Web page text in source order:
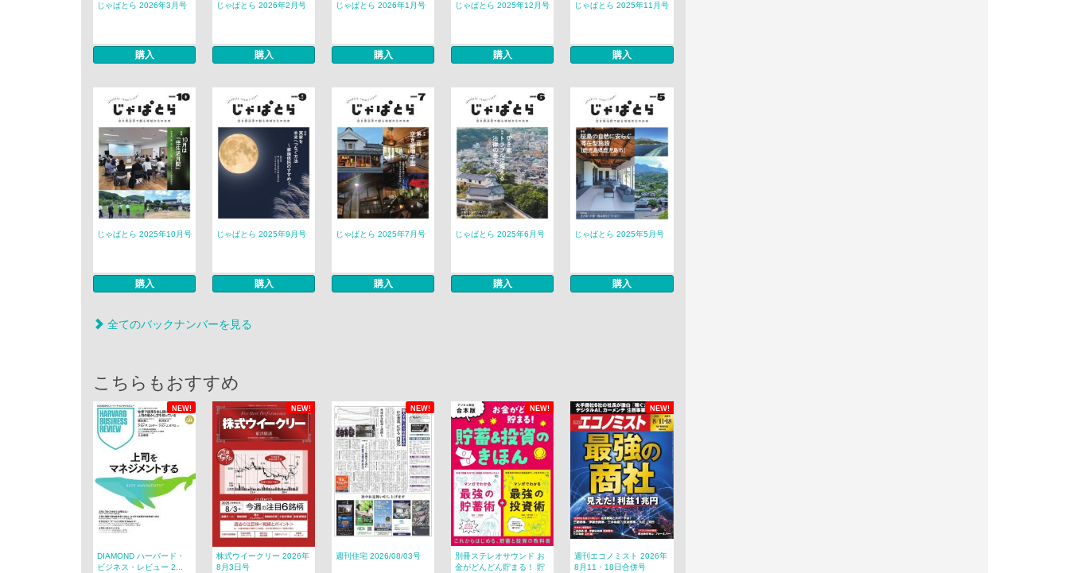
じゃぱとら 2026年3月号
購入
じゃぱとら 2026年2月号
購入
じゃぱとら 2026年1月号
購入
じゃぱとら 2025年12月号
購入
じゃぱとら 2025年11月号
購入
じゃぱとら 2025年10月号
購入
じゃぱとら 2025年9月号
購入
じゃぱとら 2025年7月号
購入
じゃぱとら 2025年6月号
購入
じゃぱとら 2025年5月号
購入
全てのバックナンバーを見る
こちらもおすすめ
NEW! NEW! NEW! NEW! NEW!
DIAMOND ハーバード・
ビジネス・レビュー 2...
株式ウイークリー 2026年
8月3日号
週刊住宅 2026/08/03号
別冊ステレオサウンド お
金がどんどん貯まる！ 貯
週刊エコノミスト 2026年
8月11・18日合併号